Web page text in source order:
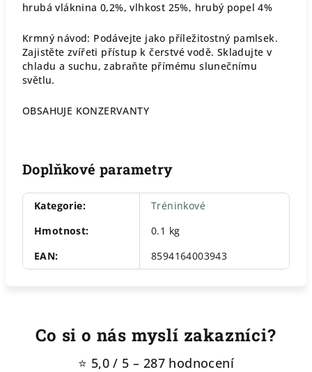
hrubá vláknina 0,2%, vlhkost 25%, hrubý popel 4%
Krmný návod: Podávejte jako příležitostný pamlsek.
Zajistěte zvířeti přístup k čerstvé vodě. Skladujte v
chladu a suchu, zabraňte přímému slunečnímu
světlu.
OBSAHUJE KONZERVANTY
Doplňkové parametry
Kategorie:
Tréninkové
Hmotnost:
0.1 kg
EAN: 8594164003943
Co si o nás myslí zakazníci?
⭐ 5,0 / 5 – 287 hodnocení